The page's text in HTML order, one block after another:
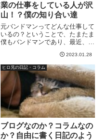
業の仕事をしている人が沢
山！？僕の知り合い達
元バンドマンってどんな仕事して
いるの？ということで、たまたま
僕もバンドマンであり、最近、自
ドマンです。とか、メジャー経験
のある方々達との出会いが増えて
いて、そうした方々って、社長さ
んや自営業というパターンが多
2023.01.28
ヒロ兄の日記・コラム
ブログなのか？コラムなの
か？自由に書く日記のよう